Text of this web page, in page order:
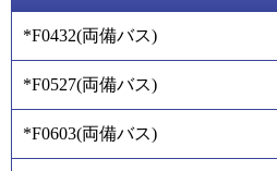
*F0432(両備バス)
*F0527(両備バス)
*F0603(両備バス)